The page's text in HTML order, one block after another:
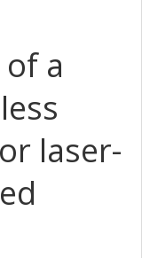
a
laser-